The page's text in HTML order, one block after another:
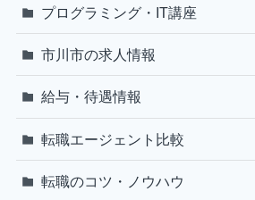
プログラミング・IT講座
市川市の求人情報
給与・待遇情報
転職エージェント比較
転職のコツ・ノウハウ